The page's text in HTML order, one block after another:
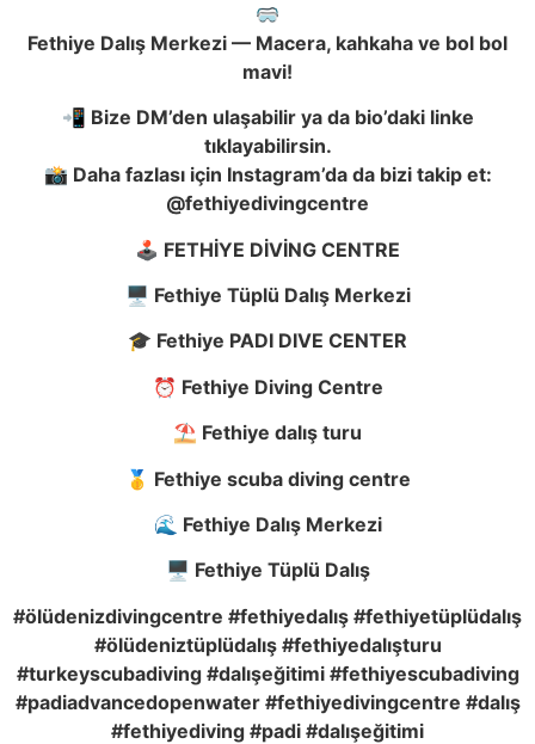
🥽
Fethiye Dalış Merkezi — Macera, kahkaha ve bol bol
mavi!
📲 Bize DM’den ulaşabilir ya da bio’daki linke
tıklayabilirsin.
📸 Daha fazlası için Instagram’da da bizi takip et:
@fethiyedivingcentre
🕹️ FETHİYE DİVİNG CENTRE
🖥️ Fethiye Tüplü Dalış Merkezi
🎓 Fethiye PADI DIVE CENTER
⏰ Fethiye Diving Centre
⛱️ Fethiye dalış turu
🥇 Fethiye scuba diving centre
🌊 Fethiye Dalış Merkezi
🖥️ Fethiye Tüplü Dalış
#ölüdenizdivingcentre #fethiyedalış #fethiyetüplüdalış
#ölüdeniztüplüdalış #fethiyedalışturu
#turkeyscubadiving #dalışeğitimi #fethiyescubadiving
#padiadvancedopenwater #fethiyedivingcentre #dalış
#fethiyediving #padi #dalışeğitimi